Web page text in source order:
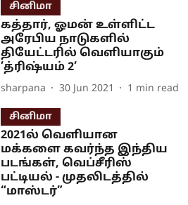
சினிமா
கத்தார், ஓமன் உள்ளிட்ட
அரேபிய நாடுகளில்
தியேட்டரில் வெளியாகும்
’த்ரிஷ்யம் 2’
sharpana 30 Jun 2021 1 min read
சினிமா
2021ல் வெளியான
மக்களை கவர்ந்த இந்திய
படங்கள், வெப்சீரிஸ்
பட்டியல் - முதலிடத்தில்
“மாஸ்டர்”